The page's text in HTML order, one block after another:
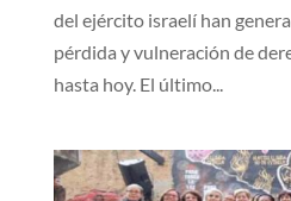
del ejército israelí han
pérdida y vulneración de
hasta hoy. El último...